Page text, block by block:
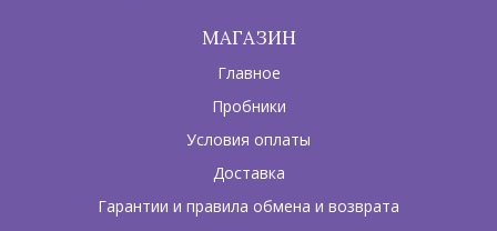
МАГАЗИН
Главное
Пробники
Условия оплаты
Доставка
Гарантии и правила обмена и возврата